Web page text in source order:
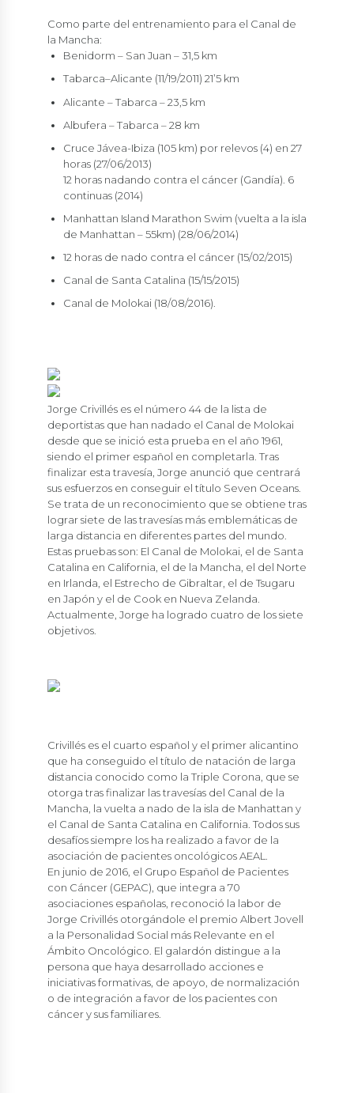
Como parte del entrenamiento para el Canal de
la Mancha:
Benidorm – San Juan – 31,5 km
Tabarca–Alicante (11/19/2011) 21’5 km
Alicante – Tabarca – 23,5 km
Albufera – Tabarca – 28 km
Cruce Jávea-Ibiza (105 km) por relevos (4) en 27
horas (27/06/2013)
12 horas nadando contra el cáncer (Gandía). 6
continuas (2014)
Manhattan Island Marathon Swim (vuelta a la isla
de Manhattan – 55km) (28/06/2014)
12 horas de nado contra el cáncer (15/02/2015)
Canal de Santa Catalina (15/15/2015)
Canal de Molokai (18/08/2016).
Jorge Crivillés es el número 44 de la lista de
deportistas que han nadado el Canal de Molokai
desde que se inició esta prueba en el año 1961,
siendo el primer español en completarla. Tras
finalizar esta travesía, Jorge anunció que centrará
sus esfuerzos en conseguir el título Seven Oceans.
Se trata de un reconocimiento que se obtiene tras
lograr siete de las travesías más emblemáticas de
larga distancia en diferentes partes del mundo.
Estas pruebas son: El Canal de Molokai, el de Santa
Catalina en California, el de la Mancha, el del Norte
en Irlanda, el Estrecho de Gibraltar, el de Tsugaru
en Japón y el de Cook en Nueva Zelanda.
Actualmente, Jorge ha logrado cuatro de los siete
objetivos.
Crivillés es el cuarto español y el primer alicantino
que ha conseguido el título de natación de larga
distancia conocido como la Triple Corona, que se
otorga tras finalizar las travesías del Canal de la
Mancha, la vuelta a nado de la isla de Manhattan y
el Canal de Santa Catalina en California. Todos sus
desafíos siempre los ha realizado a favor de la
asociación de pacientes oncológicos AEAL.
En junio de 2016, el Grupo Español de Pacientes
con Cáncer (GEPAC), que integra a 70
asociaciones españolas, reconoció la labor de
Jorge Crivillés otorgándole el premio Albert Jovell
a la Personalidad Social más Relevante en el
Ámbito Oncológico. El galardón distingue a la
persona que haya desarrollado acciones e
iniciativas formativas, de apoyo, de normalización
o de integración a favor de los pacientes con
cáncer y sus familiares.